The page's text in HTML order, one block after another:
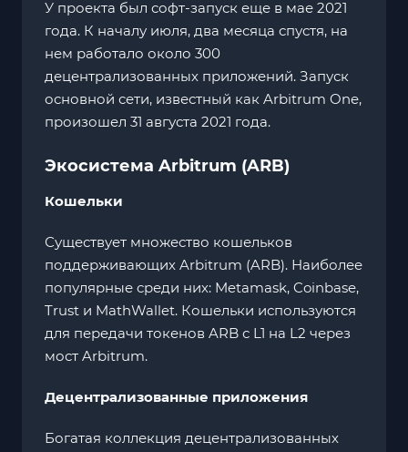
У проекта был софт-запуск еще в мае 2021
года. К началу июля, два месяца спустя, на
нем работало около 300
децентрализованных приложений. Запуск
основной сети, известный как Arbitrum One,
произошел 31 августа 2021 года.
Экосистема Arbitrum (ARB)
Кошельки
Существует множество кошельков
поддерживающих Arbitrum (ARB). Наиболее
популярные среди них: Metamask, Coinbase,
Trust и MathWallet. Кошельки используются
для передачи токенов ARB с L1 на L2 через
мост Arbitrum.
Децентрализованные приложения
Богатая коллекция децентрализованных